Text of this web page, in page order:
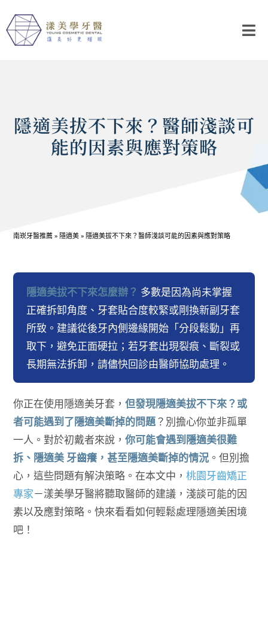
隱適美拔不下來？醫師淺談可
能的因素與應對策略
南崁牙醫推薦 » 隱適美 » 隱適美拔不下來？醫師淺談可能的因素與應對策略
隱適美拔不下來怎麼辦？ 多數是因為尚未掌握
正確拆卸角度、牙套貼合度較緊或剛換新副牙套
所致。建議從後牙內側邊緣開始「分段鬆動」再
取下，避免正面硬拉；若牙套出現裂痕、斷裂或
長期無法拆卸，請儘快回診由醫師協助處理。
你正在使用隱適美牙套，但發現隱適美拔不下來？或
者可能遇到了隱適美斷掉的問題 ？別擔心你並非孤單
一人。對於初戴者來說，你可能會遇到隱適美很難
拆、隱適美 牙齒癢，甚至隱適美斷掉的情況 。但別擔
心，這些問題有解決策略。在本文中，桃園牙齒矯正
專家－漾美學牙醫將聽取醫師的建議，淺談可能的因
素以及應對策略。快來看看如何輕鬆處理隱適美困境
吧！